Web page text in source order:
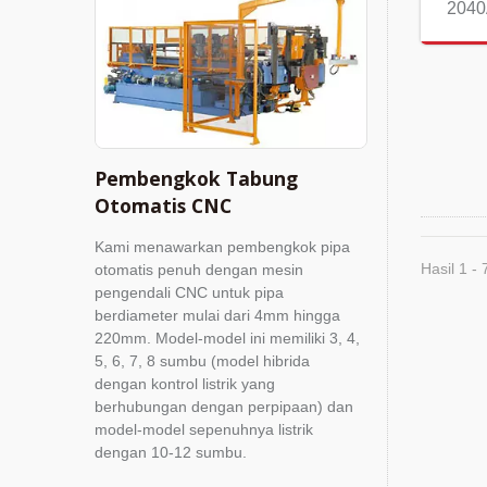
Pembengkok Tabung
Otomatis CNC
Kami menawarkan pembengkok pipa
otomatis penuh dengan mesin
pengendali CNC untuk pipa
berdiameter mulai dari 4mm hingga
220mm. Model-model ini memiliki 3, 4,
5, 6, 7, 8 sumbu (model hibrida
dengan kontrol listrik yang
berhubungan dengan perpipaan) dan
model-model sepenuhnya listrik
dengan 10-12 sumbu.
Hasil 1 -